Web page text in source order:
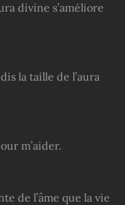
divine s’améliore
la taille de l’aura
m’aider.
de l’âme que la vie